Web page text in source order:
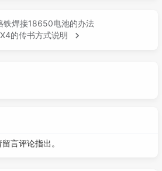
铁焊接18650电池的办法
的传书方式说明
言评论指出。